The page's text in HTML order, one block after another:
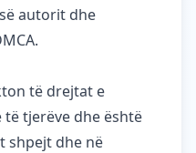
autorit dhe
të drejtat e
tjerëve dhe është
shpejt dhe në